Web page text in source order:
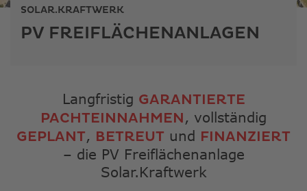
und
SOLAR.KRAFTWERK
PV FREIFLÄCHENANLAGEN
Langfristig GARANTIERTE
PACHTEINNAHMEN , vollständig
GEPLANT, BETREUT und FINANZIERT
– die PV Freiflächenanlage
Solar.Kraftwerk